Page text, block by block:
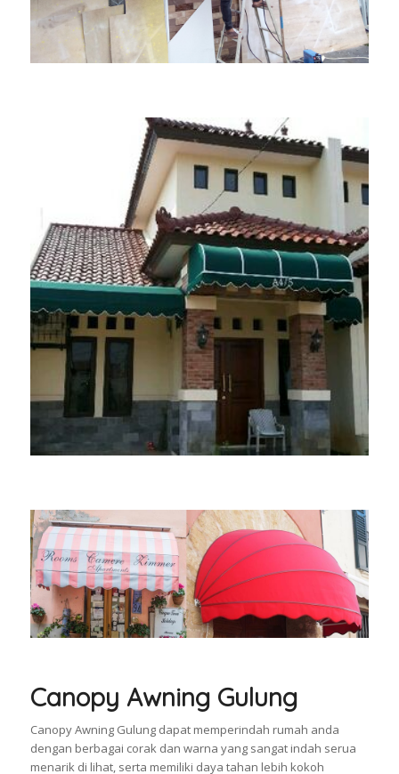
Canopy Awning Gulung
Canopy Awning Gulung dapat memperindah rumah anda
dengan berbagai corak dan warna yang sangat indah serua
menarik di lihat, serta memiliki daya tahan lebih kokoh